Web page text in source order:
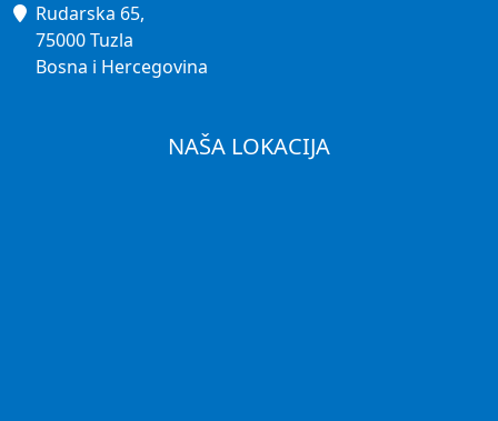
Rudarska 65,
75000 Tuzla
Bosna i Hercegovina
NAŠA LOKACIJA